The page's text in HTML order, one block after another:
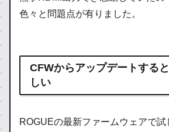
色々と問題点が有りました。
CFWからアップデートする
しい
ROGUEの最新ファームウェアで